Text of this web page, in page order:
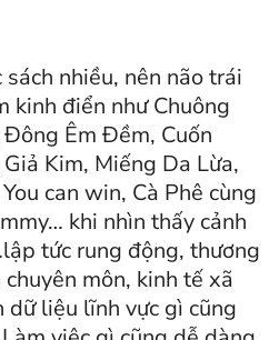
nhiều, nên não trái
kinh điển như Chuông
Êm Đềm, Cuốn
Kim, Miếng Da Lừa,
can win, Cà Phê cùng
khi nhìn thấy cảnh
tức rung động, thương
môn, kinh tế xã
dữ liệu lĩnh vực gì cũng